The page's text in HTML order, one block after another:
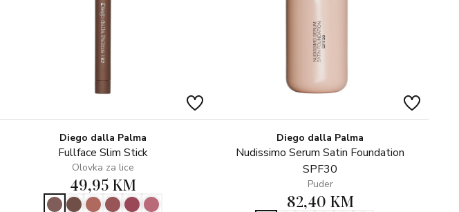
Diego dalla Palma
Fullface Slim Stick
Olovka za lice
49,95 KM
Diego dalla Palma
Nudissimo Serum Satin Foundation
SPF30
Puder
82,40 KM